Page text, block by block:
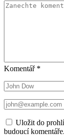
Komentář *
Uložit do
budoucí komentáře.